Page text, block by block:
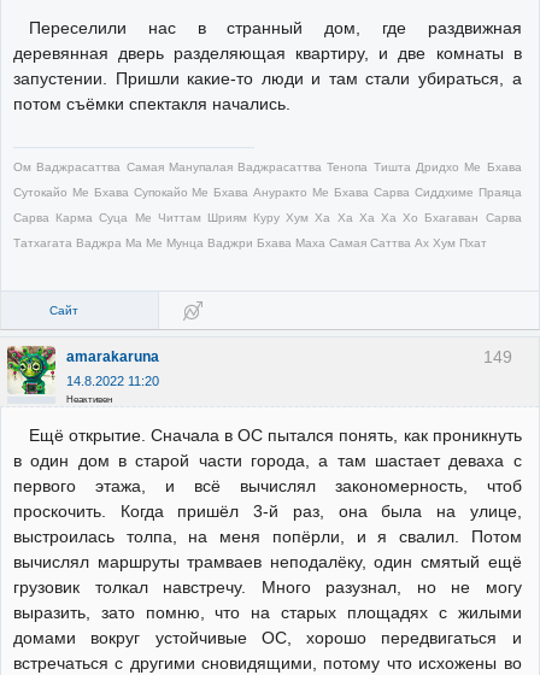
Переселили нас в странный дом, где раздвижная
деревянная дверь разделяющая квартиру, и две комнаты в
запустении. Пришли какие-то люди и там стали убираться, а
потом съёмки спектакля начались.
Ом Ваджрасаттва Самая Манупалая Ваджрасаттва Тенопа Тишта Дридхо Ме Бхава
Сутокайо Ме Бхава Супокайо Ме Бхава Ануракто Ме Бхава Сарва Сиддхиме Праяца
Сарва Карма Суца Ме Читтам Шриям Куру Хум Ха Ха Ха Ха Хо Бхагаван Сарва
Татхагата Ваджра Ма Ме Мунца Ваджри Бхава Маха Самая Саттва Ах Хум Пхат
Сайт
149
amarakaruna
14.8.2022 11:20
Неактивен
Ещё открытие. Сначала в ОС пытался понять, как проникнуть
в один дом в старой части города, а там шастает деваха с
первого этажа, и всё вычислял закономерность, чтоб
проскочить. Когда пришёл 3-й раз, она была на улице,
выстроилась толпа, на меня попёрли, и я свалил. Потом
вычислял маршруты трамваев неподалёку, один смятый ещё
грузовик толкал навстречу. Много разузнал, но не могу
выразить, зато помню, что на старых площадях с жилыми
домами вокруг устойчивые ОС, хорошо передвигаться и
встречаться с другими сновидящими, потому что исхожены во